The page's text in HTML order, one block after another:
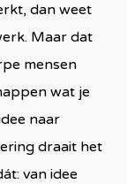
dan weet
Maar dat
mensen
wat je
naar
draait het
van idee